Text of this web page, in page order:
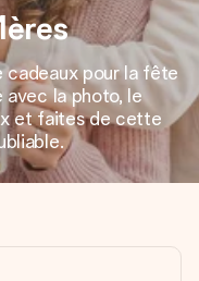
avis)
nous attribuent
(total de tous les
cadeaux pour la fête
avec la photo, le
et faites de cette